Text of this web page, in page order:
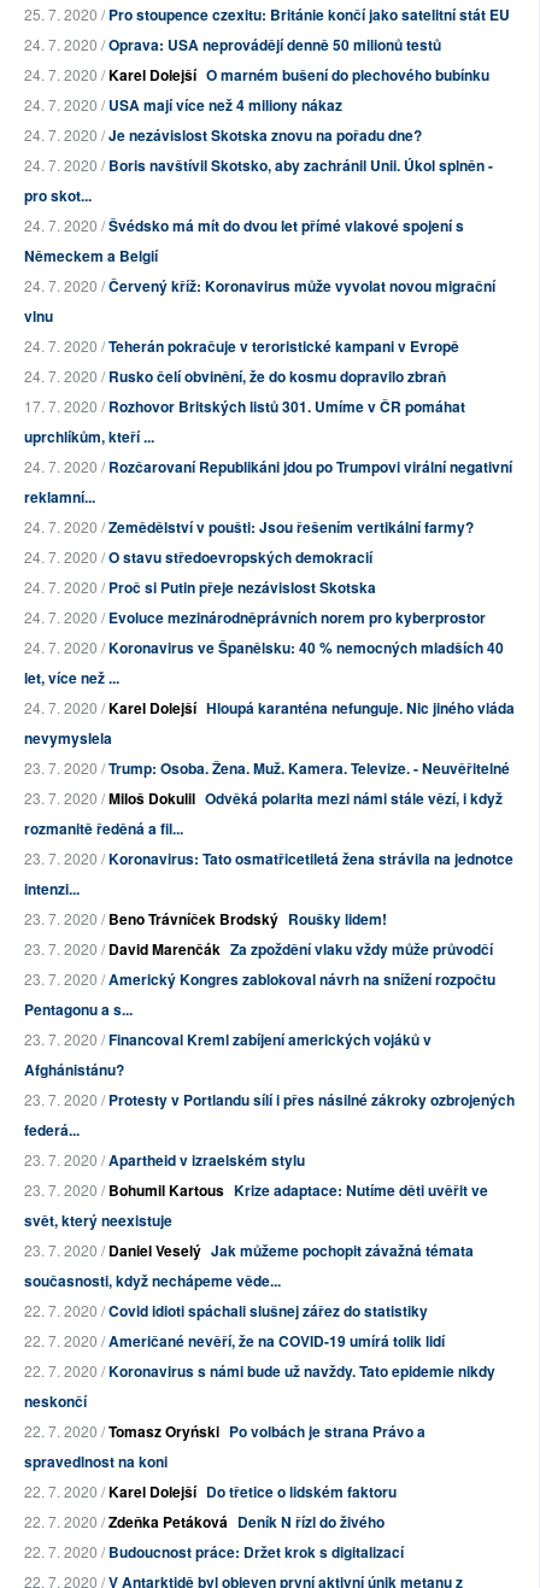
25. 7. 2020 /Pro stoupence czexitu: Británie končí jako satelitní stát EU
24. 7. 2020 /Oprava: USA neprovádějí denně 50 milionů testů
24. 7. 2020 /Karel Dolejší O marném bušení do plechového bubínku
24. 7. 2020 /USA mají více než 4 miliony nákaz
24. 7. 2020 /Je nezávislost Skotska znovu na pořadu dne?
24. 7. 2020 /Boris navštívil Skotsko, aby zachránil Unii. Úkol splněn -
pro skot...
24. 7. 2020 /Švédsko má mít do dvou let přímé vlakové spojení s
Německem a Belgií
24. 7. 2020 /Červený kříž: Koronavirus může vyvolat novou migrační
vlnu
24. 7. 2020 /Teherán pokračuje v teroristické kampani v Evropě
24. 7. 2020 /Rusko čelí obvinění, že do kosmu dopravilo zbraň
17. 7. 2020 /Rozhovor Britských listů 301. Umíme v ČR pomáhat
uprchlíkům, kteří ...
24. 7. 2020 /Rozčarovaní Republikáni jdou po Trumpovi virální negativní
reklamní...
24. 7. 2020 /Zemědělství v poušti: Jsou řešením vertikální farmy?
24. 7. 2020 /O stavu středoevropských demokracií
24. 7. 2020 /Proč si Putin přeje nezávislost Skotska
24. 7. 2020 /Evoluce mezinárodněprávních norem pro kyberprostor
24. 7. 2020 /Koronavirus ve Španělsku: 40 % nemocných mladších 40
let, více než ...
24. 7. 2020 /Karel Dolejší Hloupá karanténa nefunguje. Nic jiného vláda
nevymyslela
23. 7. 2020 /Trump: Osoba. Žena. Muž. Kamera. Televize. - Neuvěřitelné
23. 7. 2020 /Miloš Dokulil Odvěká polarita mezi námi stále vězí, i když
rozmanitě ředěná a fil...
23. 7. 2020 /Koronavirus: Tato osmatřicetiletá žena strávila na jednotce
intenzi...
23. 7. 2020 /Beno Trávníček Brodský Roušky lidem!
23. 7. 2020 /David Marenčák Za zpoždění vlaku vždy může průvodčí
23. 7. 2020 /Americký Kongres zablokoval návrh na snížení rozpočtu
Pentagonu a s...
23. 7. 2020 /Financoval Kreml zabíjení amerických vojáků v
Afghánistánu?
23. 7. 2020 /Protesty v Portlandu sílí i přes násilné zákroky ozbrojených
federá...
23. 7. 2020 /Apartheid v izraelském stylu
23. 7. 2020 /Bohumil Kartous Krize adaptace: Nutíme děti uvěřit ve
svět, který neexistuje
23. 7. 2020 /Daniel Veselý Jak můžeme pochopit závažná témata
současnosti, když nechápeme věde...
22. 7. 2020 /Covid idioti spáchali slušnej zářez do statistiky
22. 7. 2020 /Američané nevěří, že na COVID-19 umírá tolik lidí
22. 7. 2020 /Koronavirus s námi bude už navždy. Tato epidemie nikdy
neskončí
22. 7. 2020 /Tomasz Oryński Po volbách je strana Právo a
spravedlnost na koni
22. 7. 2020 /Karel Dolejší Do třetice o lidském faktoru
22. 7. 2020 /Zdeňka Petáková Deník N řízl do živého
22. 7. 2020 /Budoucnost práce: Držet krok s digitalizací
22. 7. 2020 /V Antarktidě byl objeven první aktivní únik metanu z